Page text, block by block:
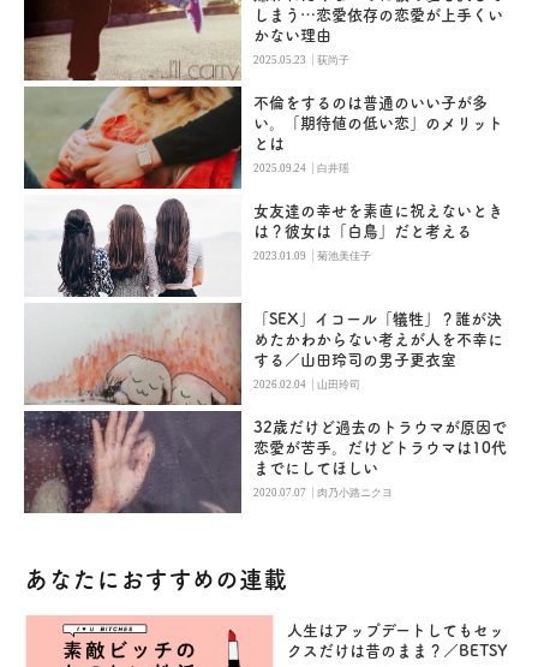
しまう…恋愛依存の恋愛が上手くい
かない理由
2025.05.23 |荻尚子
不倫をするのは普通のいい子が多
い。「期待値の低い恋」のメリット
とは
2025.09.24 |白井瑶
女友達の幸せを素直に祝えないとき
は？彼女は「白鳥」だと考える
2023.01.09 |菊池美佳子
「SEX」イコール「犠牲」？誰が決
めたかわからない考えが人を不幸に
する／山田玲司の男子更衣室
2026.02.04 |山田玲司
32歳だけど過去のトラウマが原因で
恋愛が苦手。だけどトラウマは10代
までにしてほしい
2020.07.07 |肉乃小路ニクヨ
あなたにおすすめの連載
人生はアップデートしてもセッ
クスだけは昔のまま？／BETSY